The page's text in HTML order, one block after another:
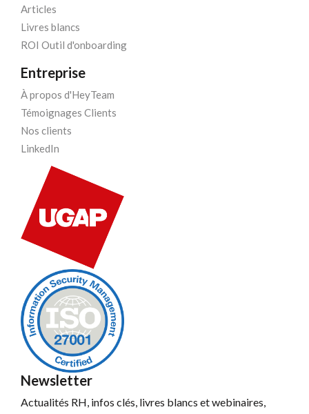
Articles
Livres blancs
ROI Outil d'onboarding
Entreprise
À propos d'HeyTeam
Témoignages Clients
Nos clients
LinkedIn
Newsletter
Actualités RH, infos clés, livres blancs et webinaires,